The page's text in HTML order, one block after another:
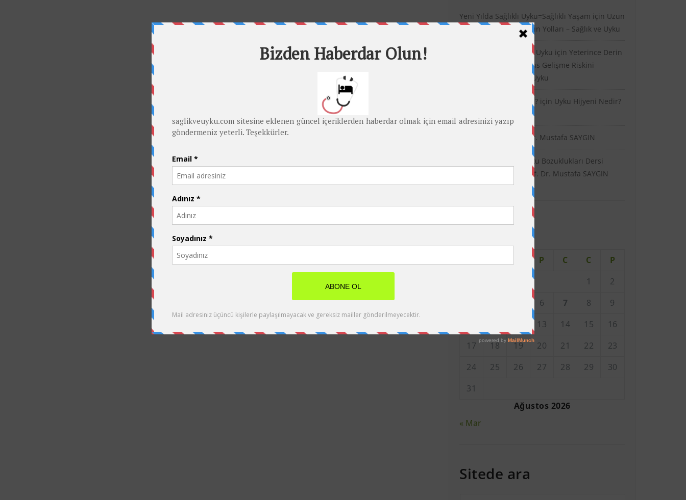
Yeni Yılda Sağlıklı Uyku=Sağlıklı Yaşam için Uzun
Ömürlülüğü Artırmanın Yolları – Sağlık ve Uyku
Karantina Günlerinde Uyku için Yeterince Derin
Uyku Almamak Demans Gelişme Riskini
Artırabilir – Sağlık ve Uyku
Balık mı? Balık Yağı mı? için Uyku Hijyeni Nedir?
Prof. Dr. Mustafa SAYGIN
Uyku Fizyolojisi ve Uyku Bozuklukları Dersi
Prof. Dr. Mustafa SAYGIN
Takvim
Ağustos 2026
P C C
P
1
2
6 7 8
9
13 14 15
16
17
18 19 20 21 22
23
24
25 26 27 28 29
30
31
« Mar
Sitede ara